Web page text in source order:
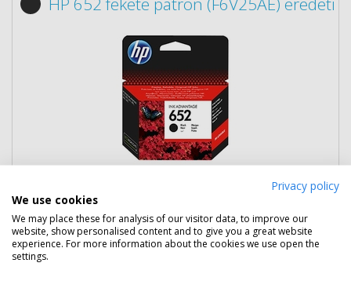
Több darabos ár
2 db6 290 Ft (bruttó 7 988 Ft) / db
3 db-tól5 990 Ft (bruttó 7 607 Ft) / db
Privacy policy
We use cookies
We may place these for analysis of our visitor data, to improve our
website, show personalised content and to give you a great website
experience. For more information about the cookies we use open the
settings.